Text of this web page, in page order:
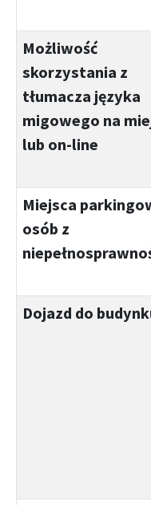
Możliwość
skorzystania z
tłumacza języka
migowego na
lub on-line
Miejsca
osób z
Dojazd do